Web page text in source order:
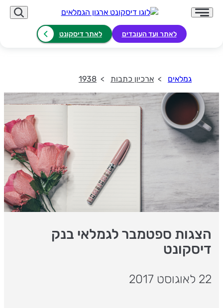
לאתר ועד העובדים לאתר דיסקונט
גמלאים ארכיון כתבות 1938
הצגות ספטמבר לגמלאי בנק
דיסקונט
22 לאוגוסט 2017